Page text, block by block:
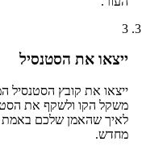
3
ייצאו את הסטנסיל
ייצאו את קובץ הסטנסיל
משקל הקו ולשקף את
לאיך שהאמן שלכם באמת
מחדש.